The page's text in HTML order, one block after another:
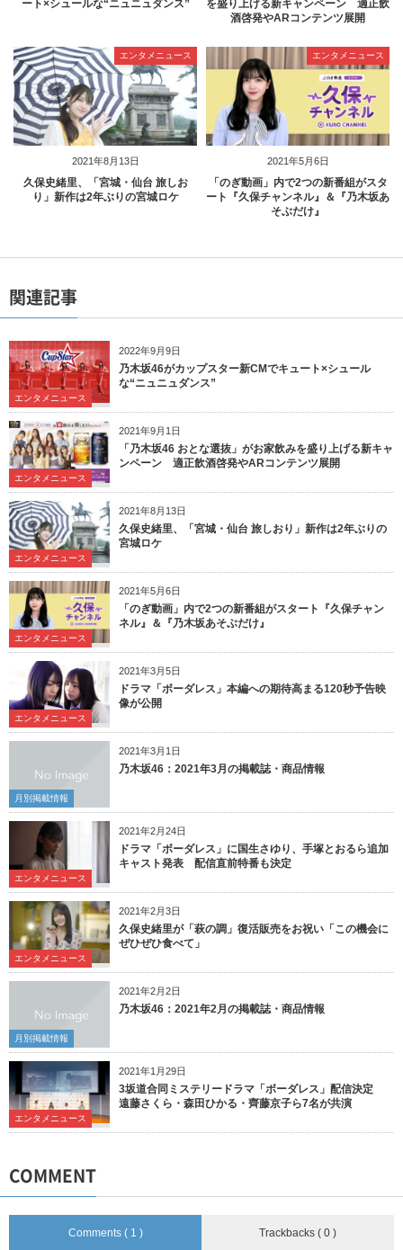
ート×シュールな“ニュニュダンス”
を盛り上げる新キャンペーン 適正飲
酒啓発やARコンテンツ展開
2021年8月13日
エンタメニュース
久保史緒里、「宮城・仙台 旅しお
り」新作は2年ぶりの宮城ロケ
2021年5月6日
エンタメニュース
「のぎ動画」内で2つの新番組がスタ
ート『久保チャンネル』＆『乃木坂あ
そぶだけ』
関連記事
2022年9月9日
エンタメニュース
乃木坂46がカップスター新CMでキュート×シュール
な“ニュニュダンス”
2021年9月1日
エンタメニュース
「乃木坂46 おとな選抜」がお家飲みを盛り上げる新キャ
ンペーン 適正飲酒啓発やARコンテンツ展開
2021年8月13日
エンタメニュース
久保史緒里、「宮城・仙台 旅しおり」新作は2年ぶりの
宮城ロケ
2021年5月6日
エンタメニュース
「のぎ動画」内で2つの新番組がスタート『久保チャン
ネル』＆『乃木坂あそぶだけ』
2021年3月5日
エンタメニュース
ドラマ「ボーダレス」本編への期待高まる120秒予告映
像が公開
2021年3月1日
月別掲載情報
乃木坂46：2021年3月の掲載誌・商品情報
2021年2月24日
エンタメニュース
ドラマ「ボーダレス」に国生さゆり、手塚とおるら追加
キャスト発表 配信直前特番も決定
2021年2月3日
エンタメニュース
久保史緒里が「萩の調」復活販売をお祝い「この機会に
ぜひぜひ食べて」
2021年2月2日
月別掲載情報
乃木坂46：2021年2月の掲載誌・商品情報
2021年1月29日
エンタメニュース
3坂道合同ミステリードラマ「ボーダレス」配信決定
遠藤さくら・森田ひかる・齊藤京子ら7名が共演
COMMENT
Comments ( 1 ) Trackbacks ( 0 )